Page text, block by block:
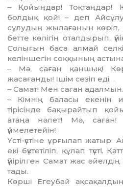
– Қойыңдар! Тоқтаңдар!
болдық қой! – деп
сұлудың жылағанын көріп,
бетте кө­лігін оталдырып,
Солығын баса ал­май
келін­шегін соққының
– Мә, саған қаншық!
жасағанды! Ішім сезіп еді…
– Самат! Мен саған
– Кімнің баласы екенін
тірісінде бақы­рай­тып
атаңа нәлет! Мә,
үймелетейін!
Үсті-үстіне ұрғылап жатыр.
екі бүк­тетіліп, құлап түсті.
үйірілген Самат жас әйелдің
тады.
Көрші Егеубай